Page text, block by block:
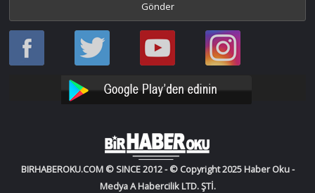
Haber
Oku
Haber
Oku
Bir
Haber
YouTube
Bir
Haber
Instagram
BIRHABEROKU.COM © SINCE 2012 - © Copyright 2025 Haber Oku -
Medya A Habercilik LTD. ŞTİ.